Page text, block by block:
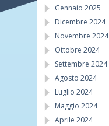
Gennaio 2025
Dicembre 2024
Novembre 2024
Ottobre 2024
Settembre 2024
Agosto 2024
Luglio 2024
Maggio 2024
Aprile 2024